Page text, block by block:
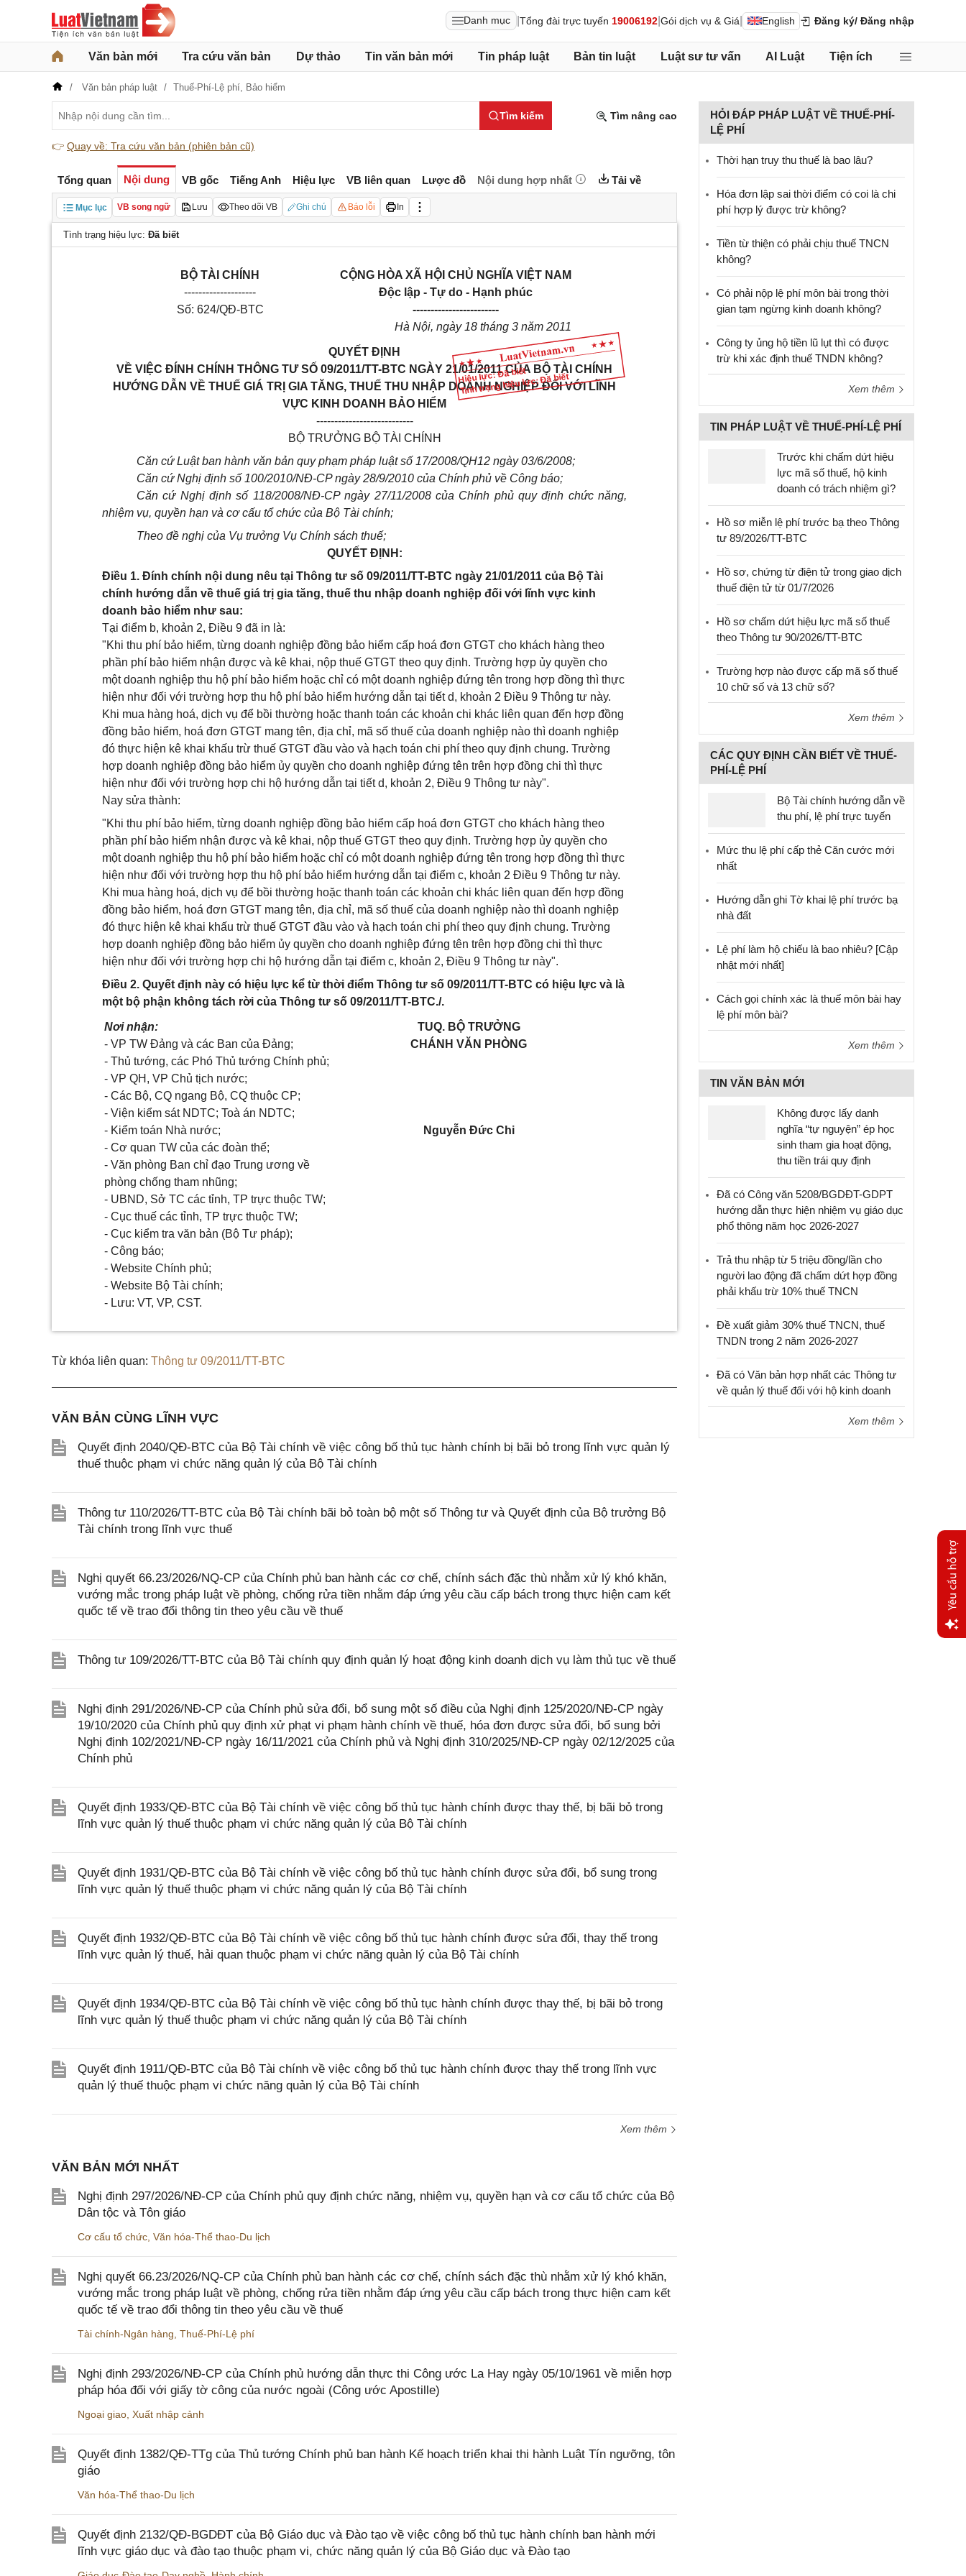
Danh mục Tổng đài trực tuyến 19006192 Gói dịch vụ & Giá English Đăng ký/ Đăng nhập
Văn bản mới Tra cứu văn bản Dự thảo Tin văn bản mới Tin pháp luật Bản tin luật Luật sư tư vấn AI Luật Tiện ích
Văn bản pháp luật Thuế-Phí-Lệ phí, Bảo hiểm
Tìm kiếm Tìm nâng cao
👉 Quay về: Tra cứu văn bản (phiên bản cũ)
Tổng quan Nội dung VB gốc Tiếng Anh Hiệu lực VB liên quan Lược đồ Nội dung hợp nhất Tải về
Mục lục VB song ngữ Lưu Theo dõi VB Ghi chú Báo lỗi In
Tình trạng hiệu lực: Đã biết
Hiệu lực: Đã biết
Tình trạng hiệu lực: Đã biết
BỘ TÀI CHÍNH
--------------------
Số: 624/QĐ-BTC
CỘNG HÒA XÃ HỘI CHỦ NGHĨA VIỆT NAM
Độc lập - Tự do - Hạnh phúc
------------------------
Hà Nội, ngày18 tháng 3 năm 2011
QUYẾT ĐỊNH
VỀ VIỆC ĐÍNH CHÍNH THÔNG TƯ SỐ 09/2011/TT-BTC NGÀY 21/01/2011 CỦA BỘ TÀI CHÍNH
HƯỚNG DẪN VỀ THUẾ GIÁ TRỊ GIA TĂNG, THUẾ THU NHẬP DOANH NGHIỆP ĐỐI VỚI LĨNH
VỰC KINH DOANH BẢO HIỂM
---------------------------
BỘ TRƯỞNG BỘ TÀI CHÍNH
Căn cứ Luật ban hành văn bản quy phạm pháp luật số 17/2008/QH12 ngày 03/6/2008;
Căn cứ Nghị định số 100/2010/NĐ-CP ngày 28/9/2010 của Chính phủ về Công báo;
Căn cứ Nghị định số 118/2008/NĐ-CP ngày 27/11/2008 của Chính phủ quy định chức năng,
nhiệm vụ, quyền hạn và cơ cấu tổ chức của Bộ Tài chính;
Theo đề nghị của Vụ trưởng Vụ Chính sách thuế;
QUYẾT ĐỊNH:
Điều 1. Đính chính nội dung nêu tại Thông tư số 09/2011/TT-BTC ngày 21/01/2011 của Bộ Tài
chính hướng dẫn về thuế giá trị gia tăng, thuế thu nhập doanh nghiệp đối với lĩnh vực kinh
doanh bảo hiểm như sau:
Tại điểm b, khoản 2, Điều 9 đã in là:
"Khi thu phí bảo hiểm, từng doanh nghiệp đồng bảo hiểm cấp hoá đơn GTGT cho khách hàng theo
phần phí bảo hiểm nhận được và kê khai, nộp thuế GTGT theo quy định. Trường hợp ủy quyền cho
một doanh nghiệp thu hộ phí bảo hiểm hoặc chỉ có một doanh nghiệp đứng tên trong hợp đồng thì thực
hiện như đối với trường hợp thu hộ phí bảo hiểm hướng dẫn tại tiết d, khoản 2 Điều 9 Thông tư này.
Khi mua hàng hoá, dịch vụ để bồi thường hoặc thanh toán các khoản chi khác liên quan đến hợp đồng
đồng bảo hiểm, hoá đơn GTGT mang tên, địa chỉ, mã số thuế của doanh nghiệp nào thì doanh nghiệp
đó thực hiện kê khai khấu trừ thuế GTGT đầu vào và hạch toán chi phí theo quy định chung. Trường
hợp doanh nghiệp đồng bảo hiểm ủy quyền cho doanh nghiệp đứng tên trên hợp đồng chi thì thực
hiện như đối với trường hợp chi hộ hướng dẫn tại tiết d, khoản 2, Điều 9 Thông tư này".
Nay sửa thành:
"Khi thu phí bảo hiểm, từng doanh nghiệp đồng bảo hiểm cấp hoá đơn GTGT cho khách hàng theo
phần phí bảo hiểm nhận được và kê khai, nộp thuế GTGT theo quy định. Trường hợp ủy quyền cho
một doanh nghiệp thu hộ phí bảo hiểm hoặc chỉ có một doanh nghiệp đứng tên trong hợp đồng thì thực
hiện như đối với trường hợp thu hộ phí bảo hiểm hướng dẫn tại điểm c, khoản 2 Điều 9 Thông tư này.
Khi mua hàng hoá, dịch vụ để bồi thường hoặc thanh toán các khoản chi khác liên quan đến hợp đồng
đồng bảo hiểm, hoá đơn GTGT mang tên, địa chỉ, mã số thuế của doanh nghiệp nào thì doanh nghiệp
đó thực hiện kê khai khấu trừ thuế GTGT đầu vào và hạch toán chi phí theo quy định chung. Trường
hợp doanh nghiệp đồng bảo hiểm ủy quyền cho doanh nghiệp đứng tên trên hợp đồng chi thì thực
hiện như đối với trường hợp chi hộ hướng dẫn tại điểm c, khoản 2, Điều 9 Thông tư này".
Điều 2. Quyết định này có hiệu lực kể từ thời điểm Thông tư số 09/2011/TT-BTC có hiệu lực và là
một bộ phận không tách rời của Thông tư số 09/2011/TT-BTC./.
Nơi nhận:
- VP TW Đảng và các Ban của Đảng;
- Thủ tướng, các Phó Thủ tướng Chính phủ;
- VP QH, VP Chủ tịch nước;
- Các Bộ, CQ ngang Bộ, CQ thuộc CP;
- Viện kiểm sát NDTC; Toà án NDTC;
- Kiểm toán Nhà nước;
- Cơ quan TW của các đoàn thể;
- Văn phòng Ban chỉ đạo Trung ương về
phòng chống tham nhũng;
- UBND, Sở TC các tỉnh, TP trực thuộc TW;
- Cục thuế các tỉnh, TP trực thuộc TW;
- Cục kiểm tra văn bản (Bộ Tư pháp);
- Công báo;
- Website Chính phủ;
- Website Bộ Tài chính;
- Lưu: VT, VP, CST.
TUQ. BỘ TRƯỞNG
CHÁNH VĂN PHÒNG
Nguyễn Đức Chi
Từ khóa liên quan: Thông tư 09/2011/TT-BTC
VĂN BẢN CÙNG LĨNH VỰC
Quyết định 2040/QĐ-BTC của Bộ Tài chính về việc công bố thủ tục hành chính bị bãi bỏ trong lĩnh vực quản lý
thuế thuộc phạm vi chức năng quản lý của Bộ Tài chính
Thông tư 110/2026/TT-BTC của Bộ Tài chính bãi bỏ toàn bộ một số Thông tư và Quyết định của Bộ trưởng Bộ
Tài chính trong lĩnh vực thuế
Nghị quyết 66.23/2026/NQ-CP của Chính phủ ban hành các cơ chế, chính sách đặc thù nhằm xử lý khó khăn,
vướng mắc trong pháp luật về phòng, chống rửa tiền nhằm đáp ứng yêu cầu cấp bách trong thực hiện cam kết
quốc tế về trao đổi thông tin theo yêu cầu về thuế
Thông tư 109/2026/TT-BTC của Bộ Tài chính quy định quản lý hoạt động kinh doanh dịch vụ làm thủ tục về thuế
Nghị định 291/2026/NĐ-CP của Chính phủ sửa đổi, bổ sung một số điều của Nghị định 125/2020/NĐ-CP ngày
19/10/2020 của Chính phủ quy định xử phạt vi phạm hành chính về thuế, hóa đơn được sửa đổi, bổ sung bởi
Nghị định 102/2021/NĐ-CP ngày 16/11/2021 của Chính phủ và Nghị định 310/2025/NĐ-CP ngày 02/12/2025 của
Chính phủ
Quyết định 1933/QĐ-BTC của Bộ Tài chính về việc công bố thủ tục hành chính được thay thế, bị bãi bỏ trong
lĩnh vực quản lý thuế thuộc phạm vi chức năng quản lý của Bộ Tài chính
Quyết định 1931/QĐ-BTC của Bộ Tài chính về việc công bố thủ tục hành chính được sửa đổi, bổ sung trong
lĩnh vực quản lý thuế thuộc phạm vi chức năng quản lý của Bộ Tài chính
Quyết định 1932/QĐ-BTC của Bộ Tài chính về việc công bố thủ tục hành chính được sửa đổi, thay thế trong
lĩnh vực quản lý thuế, hải quan thuộc phạm vi chức năng quản lý của Bộ Tài chính
Quyết định 1934/QĐ-BTC của Bộ Tài chính về việc công bố thủ tục hành chính được thay thế, bị bãi bỏ trong
lĩnh vực quản lý thuế thuộc phạm vi chức năng quản lý của Bộ Tài chính
Quyết định 1911/QĐ-BTC của Bộ Tài chính về việc công bố thủ tục hành chính được thay thế trong lĩnh vực
quản lý thuế thuộc phạm vi chức năng quản lý của Bộ Tài chính
Xem thêm
VĂN BẢN MỚI NHẤT
Nghị định 297/2026/NĐ-CP của Chính phủ quy định chức năng, nhiệm vụ, quyền hạn và cơ cấu tổ chức của Bộ
Dân tộc và Tôn giáo
Cơ cấu tổ chức Văn hóa-Thể thao-Du lịch
Nghị quyết 66.23/2026/NQ-CP của Chính phủ ban hành các cơ chế, chính sách đặc thù nhằm xử lý khó khăn,
vướng mắc trong pháp luật về phòng, chống rửa tiền nhằm đáp ứng yêu cầu cấp bách trong thực hiện cam kết
quốc tế về trao đổi thông tin theo yêu cầu về thuế
Tài chính-Ngân hàng Thuế-Phí-Lệ phí
Nghị định 293/2026/NĐ-CP của Chính phủ hướng dẫn thực thi Công ước La Hay ngày 05/10/1961 về miễn hợp
pháp hóa đối với giấy tờ công của nước ngoài (Công ước Apostille)
Ngoại giao Xuất nhập cảnh
Quyết định 1382/QĐ-TTg của Thủ tướng Chính phủ ban hành Kế hoạch triển khai thi hành Luật Tín ngưỡng, tôn
giáo
Văn hóa-Thể thao-Du lịch
Quyết định 2132/QĐ-BGDĐT của Bộ Giáo dục và Đào tạo về việc công bố thủ tục hành chính ban hành mới
lĩnh vực giáo dục và đào tạo thuộc phạm vi, chức năng quản lý của Bộ Giáo dục và Đào tạo
HỎI ĐÁP PHÁP LUẬT VỀ THUẾ-PHÍ-
LỆ PHÍ
Thời hạn truy thu thuế là bao lâu?
Hóa đơn lập sai thời điểm có coi là chi
phí hợp lý được trừ không?
Tiền từ thiện có phải chịu thuế TNCN
không?
Có phải nộp lệ phí môn bài trong thời
gian tạm ngừng kinh doanh không?
Công ty ủng hộ tiền lũ lụt thì có được
trừ khi xác định thuế TNDN không?
Xem thêm
TIN PHÁP LUẬT VỀ THUẾ-PHÍ-LỆ PHÍ
Trước khi chấm dứt hiệu
lực mã số thuế, hộ kinh
doanh có trách nhiệm gì?
Hồ sơ miễn lệ phí trước bạ theo Thông
tư 89/2026/TT-BTC
Hồ sơ, chứng từ điện tử trong giao dịch
thuế điện tử từ 01/7/2026
Hồ sơ chấm dứt hiệu lực mã số thuế
theo Thông tư 90/2026/TT-BTC
Trường hợp nào được cấp mã số thuế
10 chữ số và 13 chữ số?
Xem thêm
CÁC QUY ĐỊNH CẦN BIẾT VỀ THUẾ-
PHÍ-LỆ PHÍ
Bộ Tài chính hướng dẫn về
thu phí, lệ phí trực tuyến
Mức thu lệ phí cấp thẻ Căn cước mới
nhất
Hướng dẫn ghi Tờ khai lệ phí trước bạ
nhà đất
Lệ phí làm hộ chiếu là bao nhiêu? [Cập
nhật mới nhất]
Cách gọi chính xác là thuế môn bài hay
lệ phí môn bài?
Xem thêm
TIN VĂN BẢN MỚI
Không được lấy danh
nghĩa “tự nguyện” ép học
sinh tham gia hoạt động,
thu tiền trái quy định
Đã có Công văn 5208/BGDĐT-GDPT
hướng dẫn thực hiện nhiệm vụ giáo dục
phổ thông năm học 2026-2027
Trả thu nhập từ 5 triệu đồng/lần cho
người lao động đã chấm dứt hợp đồng
phải khấu trừ 10% thuế TNCN
Đề xuất giảm 30% thuế TNCN, thuế
TNDN trong 2 năm 2026-2027
Đã có Văn bản hợp nhất các Thông tư
về quản lý thuế đối với hộ kinh doanh
Xem thêm